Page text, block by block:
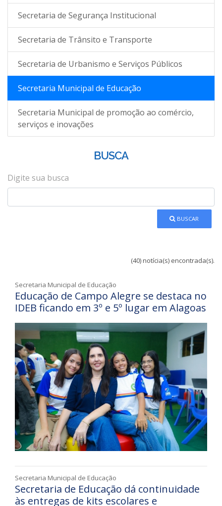
Secretaria de Segurança Institucional
Secretaria de Trânsito e Transporte
Secretaria de Urbanismo e Serviços Públicos
Secretaria Municipal de Educação
Secretaria Municipal de promoção ao comércio,
serviços e inovações
BUSCA
Digite sua busca
BUSCAR
(40) notícia(s) encontrada(s).
Secretaria Municipal de Educação
Educação de Campo Alegre se destaca no
IDEB ficando em 3º e 5º lugar em Alagoas
Secretaria Municipal de Educação
Secretaria de Educação dá continuidade
às entregas de kits escolares e